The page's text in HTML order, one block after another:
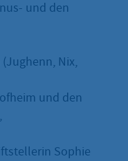
und den
Nix,
und den
Sophie